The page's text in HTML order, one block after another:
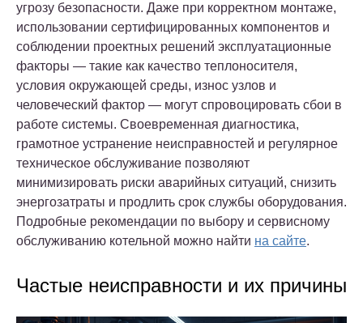
угрозу безопасности. Даже при корректном монтаже,
использовании сертифицированных компонентов и
соблюдении проектных решений эксплуатационные
факторы — такие как качество теплоносителя,
условия окружающей среды, износ узлов и
человеческий фактор — могут спровоцировать сбои в
работе системы. Своевременная диагностика,
грамотное устранение неисправностей и регулярное
техническое обслуживание позволяют
минимизировать риски аварийных ситуаций, снизить
энергозатраты и продлить срок службы оборудования.
Подробные рекомендации по выбору и сервисному
обслуживанию котельной можно найти на сайте.
Частые неисправности и их причины